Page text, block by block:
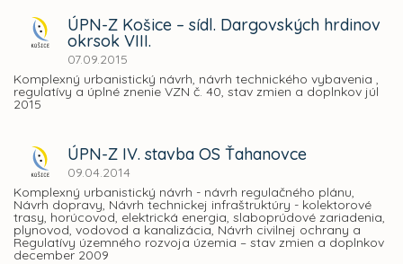
ÚPN-Z Košice – sídl. Dargovských hrdinov
okrsok VIII.
07.09.2015
Komplexný urbanistický návrh, návrh technického vybavenia ,
regulatívy a úplné znenie VZN č. 40, stav zmien a doplnkov júl
2015
ÚPN-Z IV. stavba OS Ťahanovce
09.04.2014
Komplexný urbanistický návrh - návrh regulačného plánu,
Návrh dopravy, Návrh technickej infraštruktúry - kolektorové
trasy, horúcovod, elektrická energia, slaboprúdové zariadenia,
plynovod, vodovod a kanalizácia, Návrh civilnej ochrany a
Regulatívy územného rozvoja územia – stav zmien a doplnkov
december 2009